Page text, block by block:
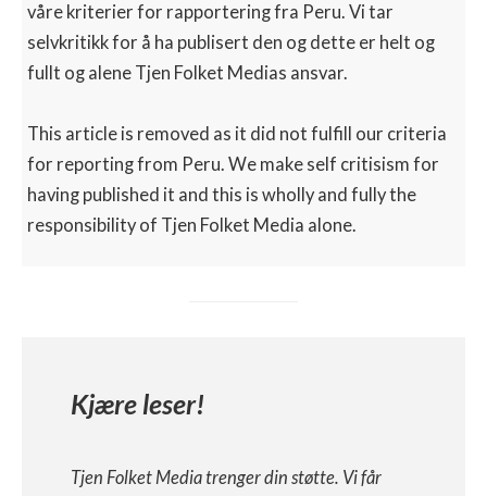
våre kriterier for rapportering fra Peru. Vi tar
selvkritikk for å ha publisert den og dette er helt og
fullt og alene Tjen Folket Medias ansvar.
This article is removed as it did not fulfill our criteria
for reporting from Peru. We make self critisism for
having published it and this is wholly and fully the
responsibility of Tjen Folket Media alone.
Kjære leser!
Tjen Folket Media trenger din støtte. Vi får